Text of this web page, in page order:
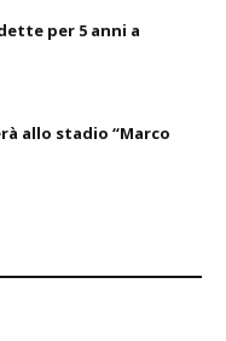
per 5 anni a
allo stadio “Marco